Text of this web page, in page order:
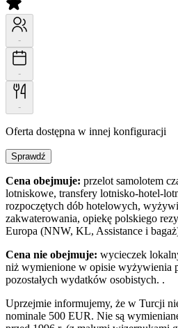
-
-
-
Oferta dostępna w innej konfiguracji
Sprawdź
Cena obejmuje: przelot samolotem
lotniskowe, transfery lotnisko-hotel-
rozpoczętych dób hotelowych,
zakwaterowania, opiekę polskiego
Europa (NNW, KL, Assistance i
Cena nie obejmuje: wycieczek
niż wymienione w opisie wyżywienia
pozostałych wydatków osobistych. .
Uprzejmie informujemy, że w Turcji
nominale 500 EUR. Nie są